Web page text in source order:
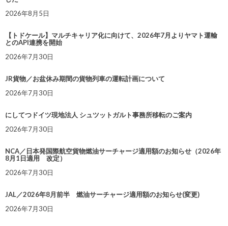
2026年8月5日
【トドケール】マルチキャリア化に向けて、2026年7月よりヤマト運輸
とのAPI連携を開始
2026年7月30日
JR貨物／お盆休み期間の貨物列車の運転計画について
2026年7月30日
にしてつドイツ現地法人 シュツットガルト事務所移転のご案内
2026年7月30日
NCA／日本発国際航空貨物燃油サーチャージ適用額のお知らせ（2026年
8月1日適用 改定）
2026年7月30日
JAL／2026年8月前半 燃油サーチャージ適用額のお知らせ(変更)
2026年7月30日